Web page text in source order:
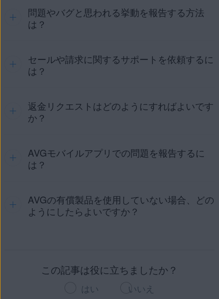
オペレーティング システム:
問題やバグと思われる挙動を報告する方法
は？
所定の テクニカル サポート フォーム を使用してAVG サポ
ートにお問い合わせください。スムーズな解決のため、でき
る限り以下の詳細情報をお書き添えください。
の順序。
表示されたエラー メッセージ。
セールや請求に関するサポートを依頼するに
は？
営業サポートフォーム の詳細情報を参考にしてAVG 営業
サポートまでお問い合わせください。記載された番号にお電
話するか、[
返金リクエストはどのようにすればよいです
か？
返金は所定の 返金リクエスト フォーム
を使用してリクエ
ストしてください。詳細な手順とAVGの払い戻しポリシーの
詳細については、次の記事をご参照ください。
AVGモバイルアプリでの問題を報告するに
は？
AVGモバイルアプリの有償ライセンスをお持ちの場合は、
AVGサポートにお問い合わせ
いただけます。サポート担当
者が問題解決に向けてサポートします。
AVGの有償製品を使用していない場合、どの
ようにしたらよいですか？
AVGサポートページ：[AVGホームサポート
ページにア
クセスし、検索フィールドを使用して、具体的な問題に
関連する記事を検索するか、以下からお使いのオペレー
この記事は役に立ちましたか？
はい いいえ